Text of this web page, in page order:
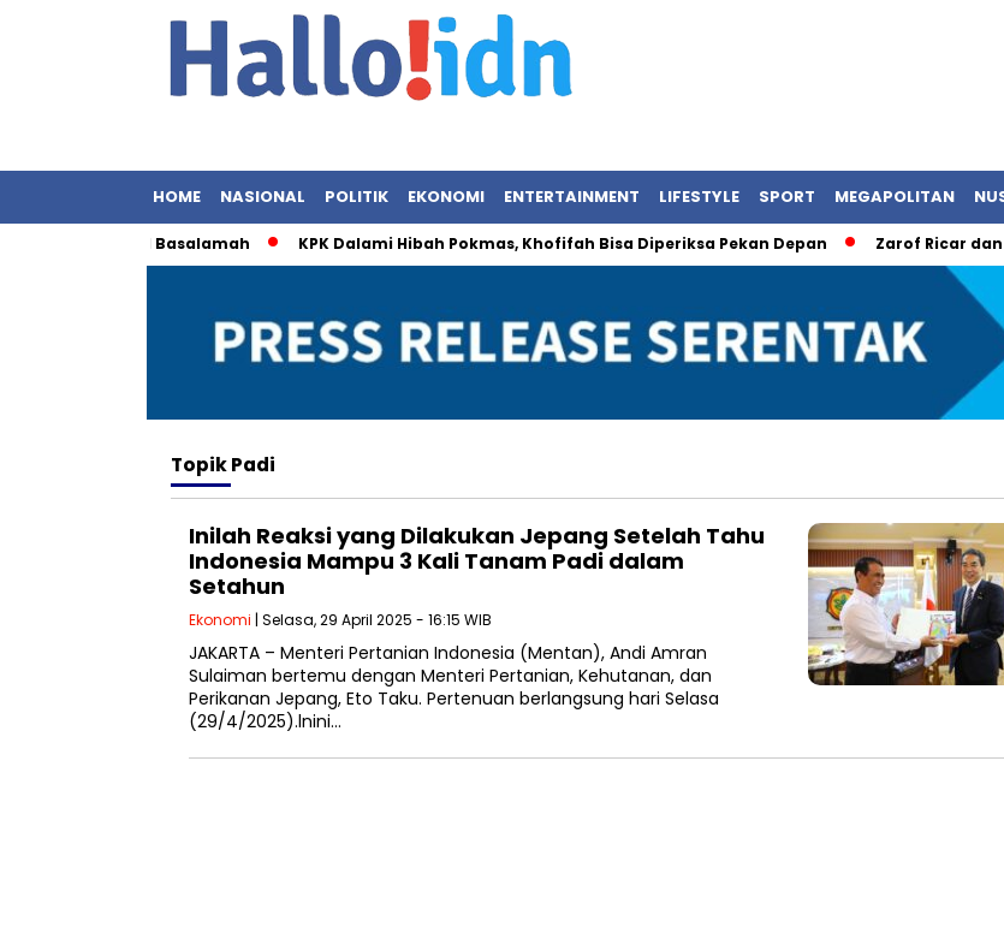
HOME NASIONAL POLITIK EKONOMI ENTERTAINMENT LIFESTYLE SPORT MEGAPOLITAN
Khalid Basalamah KPK Dalami Hibah Pokmas, Khofifah Bisa Diperiksa Pekan Depan Zarof Ricar dan
TopikPadi
Inilah Reaksi yang Dilakukan Jepang Setelah Tahu
Indonesia Mampu 3 Kali Tanam Padi dalam
Setahun
Ekonomi | Selasa, 29 April 2025 - 16:15 WIB
JAKARTA – Menteri Pertanian Indonesia (Mentan), Andi Amran
Sulaiman bertemu dengan Menteri Pertanian, Kehutanan, dan
Perikanan Jepang, Eto Taku. Pertenuan berlangsung hari Selasa
(29/4/2025).lnini…